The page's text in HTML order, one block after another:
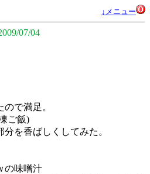
↓メニュー
07/04
で満足。
ご飯)
を香ばしくしてみた。
の味噌汁